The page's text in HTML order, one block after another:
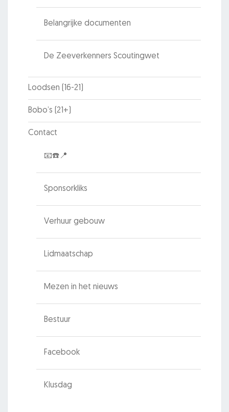
Belangrijke documenten
De Zeeverkenners Scoutingwet
Loodsen (16-21)
Bobo’s (21+)
Contact
📧☎️📍
Sponsorkliks
Verhuur gebouw
Lidmaatschap
Mezen in het nieuws
Bestuur
Facebook
Klusdag